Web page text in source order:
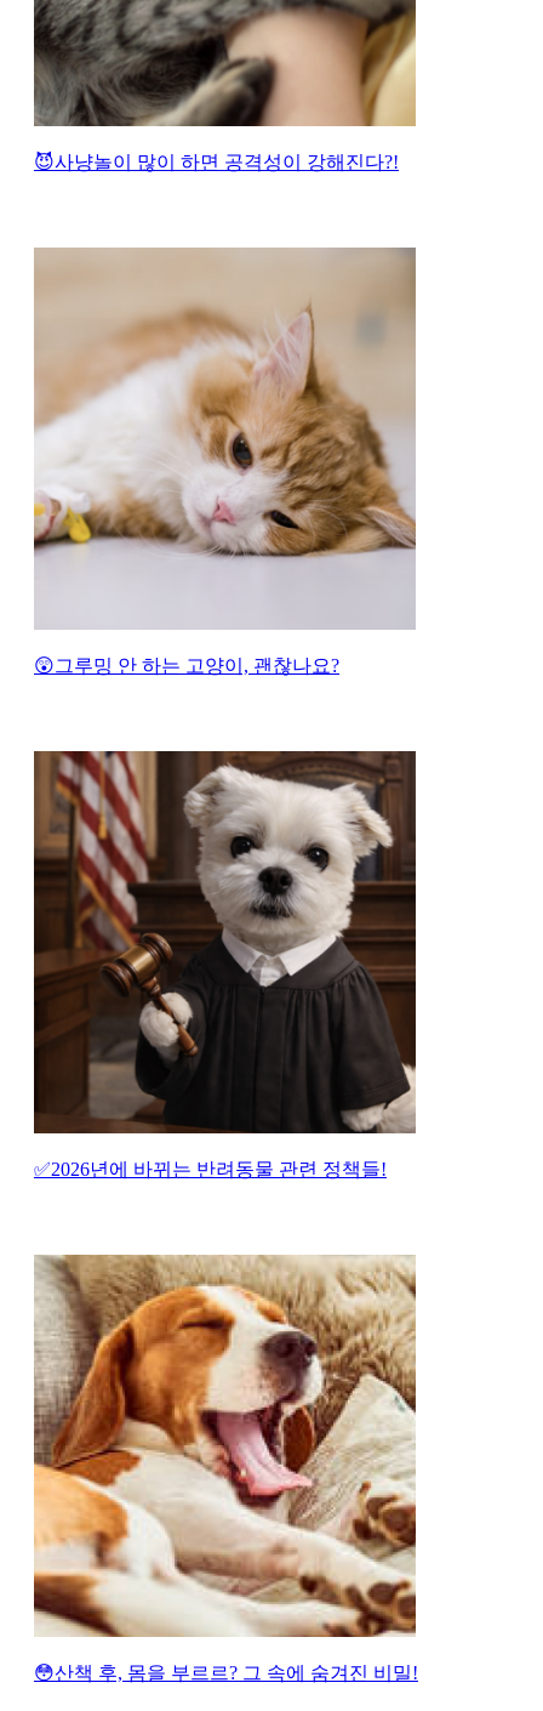
😈사냥놀이 많이 하면 공격성이 강해진다?!
😲그루밍 안 하는 고양이, 괜찮나요?
✅2026년에 바뀌는 반려동물 관련 정책들!
😳산책 후, 몸을 부르르? 그 속에 숨겨진 비밀!